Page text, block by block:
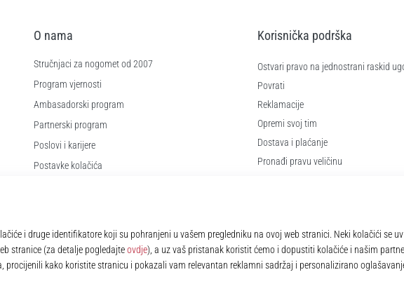
O nama
Stručnjaci za nogomet od 2007
Program vjernosti
Ambasadorski program
Partnerski program
Poslovi i karijere
Postavke kolačića
Korisnička podrška
Ostvari pravo na jednostrani raskid
Povrati
Reklamacije
Opremi svoj tim
Dostava i plaćanje
Pronađi pravu veličinu